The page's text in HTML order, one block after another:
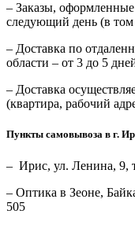
– Заказы, оформленные
следующий день (в
– Доставка по
области – от 3 до 5
– Доставка
(квартира, рабочий
Пункты самовывоза в г.
– Ирис, ул. Ленина, 9,
– Оптика в Зеоне,
505